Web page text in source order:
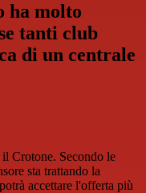
ha molto
tanti club
di un centrale
Crotone. Secondo le
sta trattando la
accettare l'offerta più